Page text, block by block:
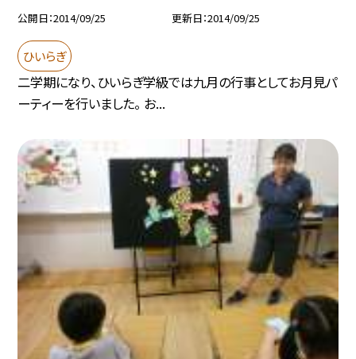
公開日 2014/09/25 更新日 2014/09/25
ひいらぎ
二学期になり、ひいらぎ学級では九月の行事としてお月見パ
ーティーを行いました。 お...